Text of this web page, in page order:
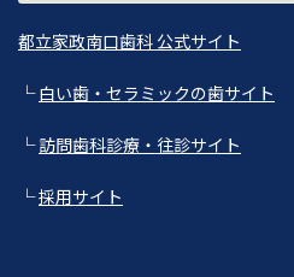
都立家政南口歯科 公式サイト
└白い歯・セラミックの歯サイト
└訪問歯科診療・往診サイト
└採用サイト